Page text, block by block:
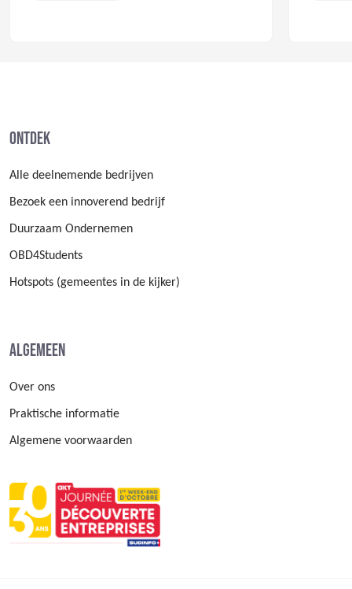
Ontdek
Alle deelnemende bedrijven
Bezoek een innoverend bedrijf
Duurzaam Ondernemen
OBD4Students
Hotspots (gemeentes in de kijker)
Algemeen
Over ons
Praktische informatie
Algemene voorwaarden